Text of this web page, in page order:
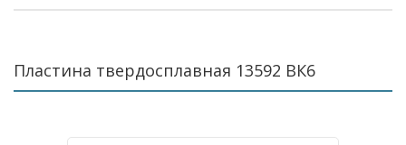
Пластина твердосплавная 13592 ВК6